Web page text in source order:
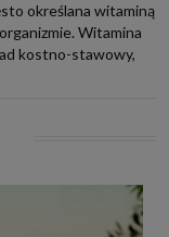
określana witaminą
Witamina
kostno-stawowy,